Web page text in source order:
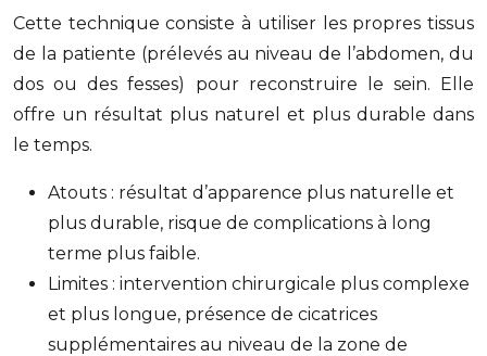
Cette technique consiste à utiliser les propres tissus
de la patiente (prélevés au niveau de l’abdomen, du
dos ou des fesses) pour reconstruire le sein. Elle
offre un résultat plus naturel et plus durable dans
le temps.
Atouts : résultat d’apparence plus naturelle et
plus durable, risque de complications à long
terme plus faible.
Limites : intervention chirurgicale plus complexe
et plus longue, présence de cicatrices
supplémentaires au niveau de la zone de